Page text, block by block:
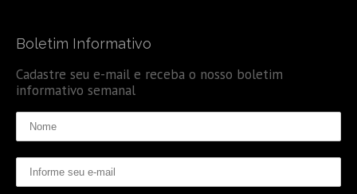
Boletim Informativo
Cadastre seu e-mail e receba o nosso boletim
informativo semanal